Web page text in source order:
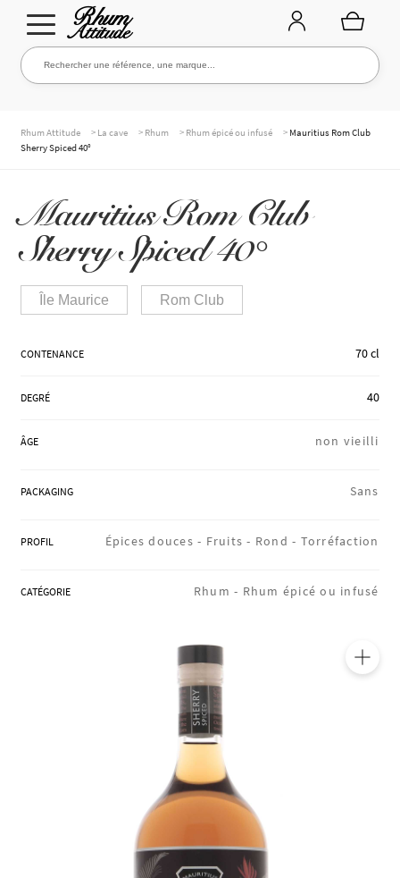
Aller
à
Aller
au
Rechercher une référence, une marque...
Rechercher
NOS RHUMS
WHISKIES & +
COFFRETS & CADEAUX
Rhum Attitude > La cave > Rhum > Rhum épicé ou infusé > Mauritius Rom Club
Sherry Spiced 40°
Mauritius Rom Club
Sherry Spiced 40°
Île Maurice Rom Club
CONTENANCE 70 cl
DEGRÉ 40
ÂGE non vieilli
PACKAGING Sans
PROFIL Épices douces - Fruits - Rond - Torréfaction
CATÉGORIE Rhum - Rhum épicé ou infusé